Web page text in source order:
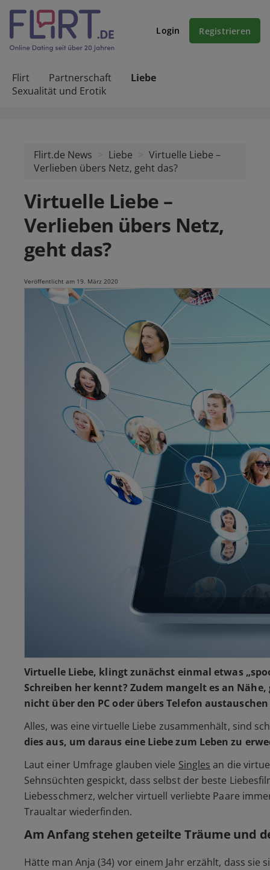
Login Registrieren
Flirt Partnerschaft
Liebe
Sexualität und Erotik
Flirt.de News Liebe
Virtuelle Liebe –
Verlieben übers Netz, geht das?
Virtuelle Liebe –
Verlieben übers Netz,
geht das?
Veröffentlicht am 19. März 2020
Virtuelle Liebe, klingt zunächst einmal etwas
Schreiben her kennt? Zudem mangelt es an
nicht über den PC oder übers Telefon
Alles, was eine virtuelle Liebe zusammenhält, sind
dies aus, um daraus eine Liebe zum Leben zu
Laut einer Umfrage glauben viele Singles an die
Sehnsüchten gespickt, dass selbst der beste
Liebesschmerz, welcher virtuell verliebte Paare
Traualtar wiederfinden.
Am Anfang stehen geteilte Träume und
Hätte man Anja (34) vor einem Jahr erzählt, dass